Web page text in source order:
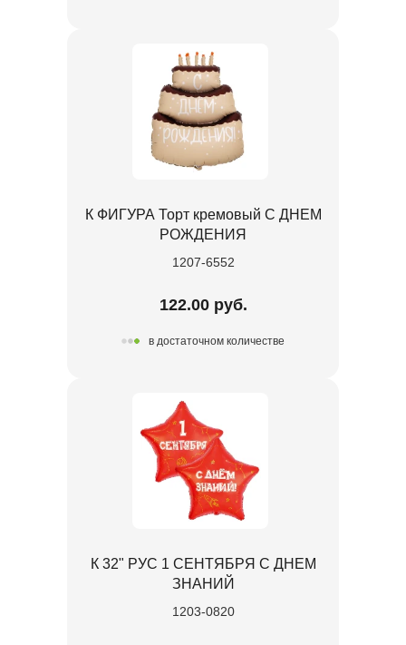
К ФИГУРА Торт кремовый С ДНЕМ
РОЖДЕНИЯ
1207-6552
122.00 руб.
в достаточном количестве
К 32" РУС 1 СЕНТЯБРЯ С ДНЕМ
ЗНАНИЙ
1203-0820